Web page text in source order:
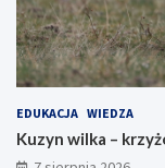
EDUKACJA WIEDZA
Kuzyn wilka –